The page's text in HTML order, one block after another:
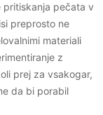
pritiskanja pečata v
preprosto ne
materiali
z
prej za vsakogar,
da bi porabil